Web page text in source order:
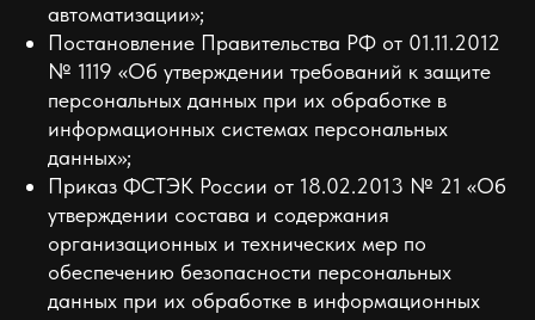
автоматизации»;
Постановление Правительства РФ от 01.11.2012
№ 1119 «Об утверждении требований к защите
персональных данных при их обработке в
информационных системах персональных
данных»;
Приказ ФСТЭК России от 18.02.2013 № 21 «Об
утверждении состава и содержания
организационных и технических мер по
обеспечению безопасности персональных
данных при их обработке в информационных